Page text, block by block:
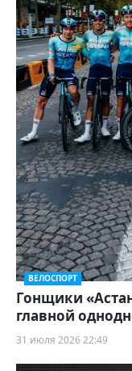
ВЕЛОСПОРТ
Гонщики
главной
31 июля 2026 22:49